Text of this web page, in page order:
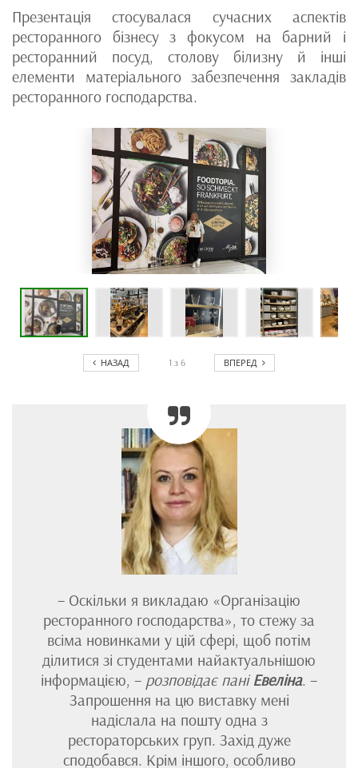
Презентація стосувалася сучасних аспектів
ресторанного бізнесу з фокусом на барний і
ресторанний посуд, столову білизну й інші
елементи матеріального забезпечення закладів
ресторанного господарства.
НАЗАД 1 з 6 ВПЕРЕД
– Оскільки я викладаю «Організацію
ресторанного господарства», то стежу за
всіма новинками у цій сфері, щоб потім
ділитися зі студентами найактуальнішою
інформацією, – розповідає пані Евеліна. –
Запрошення на цю виставку мені
надіслала на пошту одна з
рестораторських груп. Захід дуже
сподобався. Крім іншого, особливо